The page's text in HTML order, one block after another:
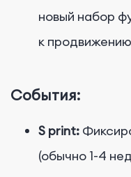
новый набор
к
События:
S print:
(обычно 1-4